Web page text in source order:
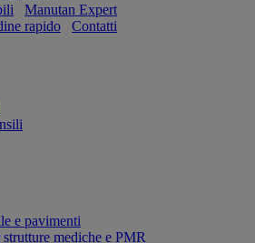
Manutan Expert
rapido
Contatti
e pavimenti
mediche e PMR